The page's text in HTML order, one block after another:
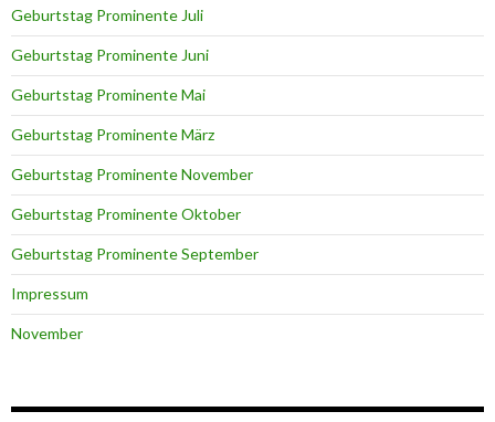
Geburtstag Prominente Juli
Geburtstag Prominente Juni
Geburtstag Prominente Mai
Geburtstag Prominente März
Geburtstag Prominente November
Geburtstag Prominente Oktober
Geburtstag Prominente September
Impressum
November